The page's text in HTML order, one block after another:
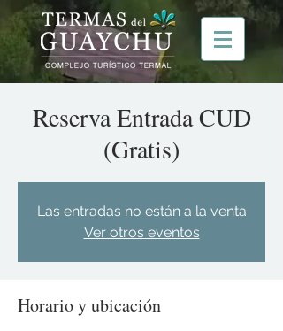
Reserva Entrada CUD
(Gratis)
Las entradas no están a la venta
Ver otros eventos
Horario y ubicación